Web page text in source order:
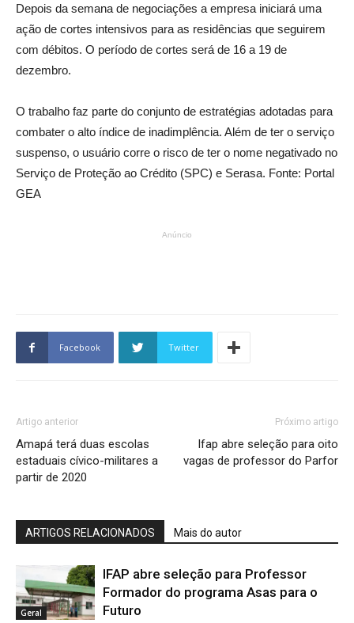
Depois da semana de negociações a empresa iniciará uma
ação de cortes intensivos para as residências que seguirem
com débitos. O período de cortes será de 16 a 19 de
dezembro.
O trabalho faz parte do conjunto de estratégias adotadas para
combater o alto índice de inadimplência. Além de ter o serviço
suspenso, o usuário corre o risco de ter o nome negativado no
Serviço de Proteção ao Crédito (SPC) e Serasa. Fonte: Portal
GEA
Anúncio
Facebook Twitter
Artigo anterior
Amapá terá duas escolas
estaduais cívico-militares a
partir de 2020
Próximo artigo
Ifap abre seleção para oito
vagas de professor do Parfor
ARTIGOS RELACIONADOS Mais do autor
Geral
IFAP abre seleção para Professor
Formador do programa Asas para o
Futuro